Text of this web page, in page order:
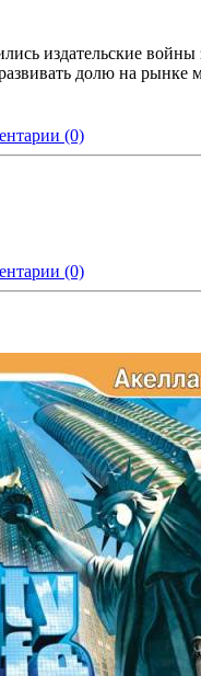
издательские
долю на рынке
(0)
(0)